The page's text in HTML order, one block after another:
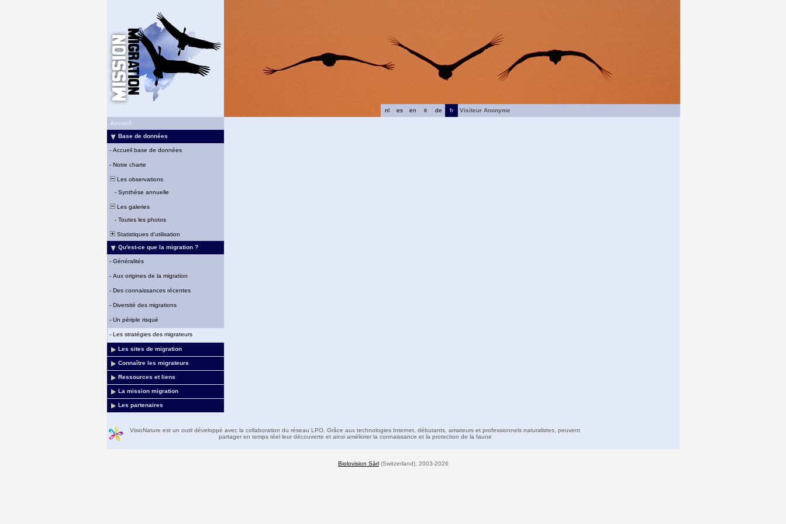
fr
de
it
en
es
nl
Visiteur Anonyme
Accueil
Base de données
- Accueil base de données
- Notre charte
Les observations
- Synthèse annuelle
Les galeries
- Toutes les photos
Statistiques d'utilisation
Qu'est-ce que la migration ?
- Généralités
- Aux origines de la migration
- Des connaissances récentes
- Diversité des migrations
- Un périple risqué
- Les stratégies des migrateurs
Les sites de migration
Connaître les migrateurs
Ressources et liens
La mission migration
Les partenaires
VisioNature est un outil développé avec la collaboration du réseau LPO. Grâce aux technologies Internet, débutants, amateurs et professionnels naturalistes, peuvent
partager en temps réel leur découverte et ainsi améliorer la connaissance et la protection de la faune
Biolovision Sàrl (Switzerland), 2003-2026